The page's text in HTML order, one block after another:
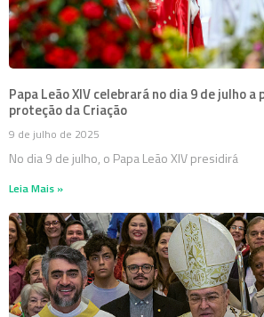
Papa Leão XIV celebrará no dia 9 de julho
proteção da Criação
9 de julho de 2025
No dia 9 de julho, o Papa Leão XIV presidirá
Leia Mais »